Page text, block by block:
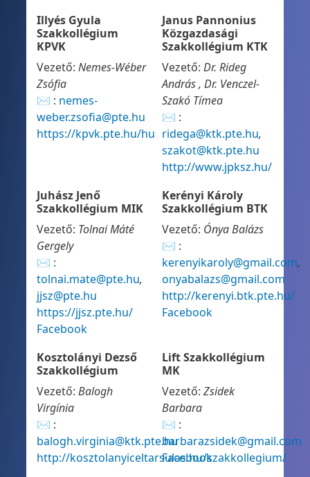
Illyés Gyula
Szakkollégium
KPVK
Vezető:Nemes-Wéber
Zsófia
✉ : nemes-
weber.zsofia@pte.hu
https://kpvk.pte.hu/hu
Janus Pannonius
Közgazdasági
Szakkollégium KTK
Vezető: Dr. Rideg
András , Dr. Venczel-
Szakó Tímea
✉ :
ridega@ktk.pte.hu,
szakot@ktk.pte.hu
http://www.jpksz.hu/
Juhász Jenő
Szakkollégium MIK
Vezető: Tolnai Máté
Gergely
✉ :
tolnai.mate@pte.hu,
jjsz@pte.hu
https://jjsz.pte.hu/
Facebook
Kerényi Károly
Szakkollégium BTK
Vezető: Ónya Balázs
✉ :
kerenyikaroly@gmail.com,
onyabalazs@gmail.com
http://kerenyi.btk.pte.hu/
Facebook
Kosztolányi Dezső
Szakkollégium
Vezető:Balogh
Virgínia
✉ :
balogh.virginia@ktk.pte.hu
http://kosztolanyiceltarsulas.hu/szakkollegium/
Lift Szakkollégium
MK
Vezető: Zsidek
Barbara
✉ :
barbarazsidek@gmail.com
Facebook